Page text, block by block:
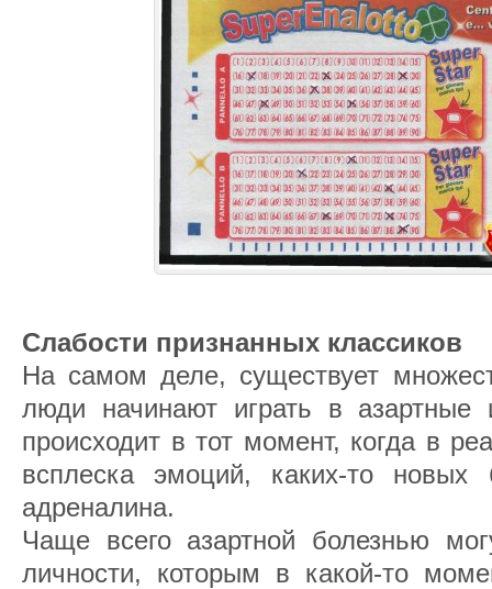
Слабости признанных классиков
На самом деле, существует
люди начинают играть в азартные
происходит в тот момент, когда в
всплеска эмоций, каких-то
адреналина.
Чаще всего азартной болезнью
личности, которым в какой-то